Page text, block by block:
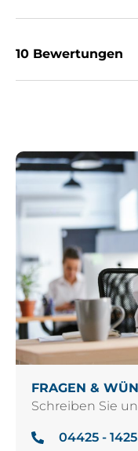
10 Bewertungen
FRAGEN &
Schreiben Sie
04425 - 1425